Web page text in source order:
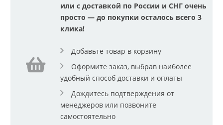
или с доставкой по России и СНГ очень
просто — до покупки осталось всего 3
клика!
Добавьте товар в корзину
Оформите заказ, выбрав наиболее
удобный способ доставки и оплаты
Дождитесь подтверждения от
менеджеров или позвоните
самостоятельно